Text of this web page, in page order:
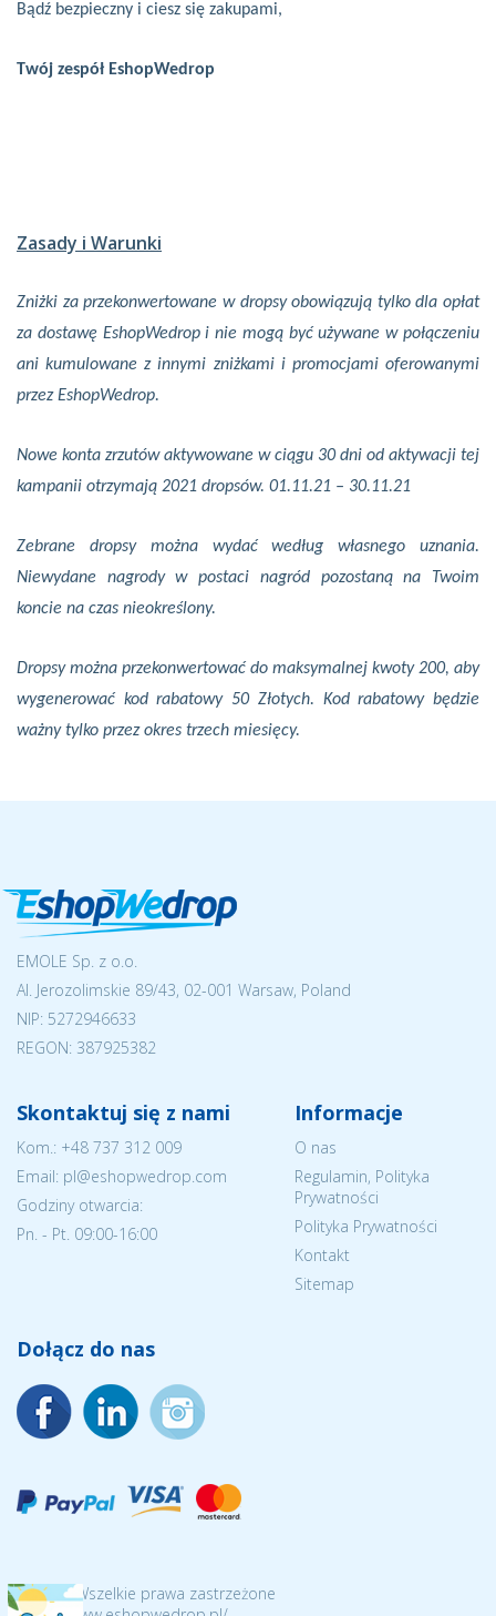
Bądź bezpieczny i ciesz się zakupami,
Twój zespół EshopWedrop
Zasady i Warunki
Zniżki za przekonwertowane w dropsy obowiązują tylko dla opłat
za dostawę EshopWedrop i nie mogą być używane w połączeniu
ani kumulowane z innymi zniżkami i promocjami oferowanymi
przez EshopWedrop.
Nowe konta zrzutów aktywowane w ciągu 30 dni od aktywacji tej
kampanii otrzymają 2021 dropsów. 01.11.21 – 30.11.21
Zebrane dropsy można wydać według własnego uznania.
Niewydane nagrody w postaci nagród pozostaną na Twoim
koncie na czas nieokreślony.
Dropsy można przekonwertować do maksymalnej kwoty 200, aby
wygenerować kod rabatowy 50 Złotych. Kod rabatowy będzie
ważny tylko przez okres trzech miesięcy.
EMOLE Sp. z o.o.
Al. Jerozolimskie 89/43, 02-001 Warsaw, Poland
NIP: 5272946633
REGON: 387925382
Skontaktuj się z nami
Kom.: +48 737 312 009
Email: pl@eshopwedrop.com
Godziny otwarcia:
Pn. - Pt. 09:00-16:00
Informacje
O nas
Regulamin, Polityka
Prywatności
Polityka Prywatności
Kontakt
Sitemap
Dołącz do nas
© 2026 Wszelkie prawa zastrzeżone